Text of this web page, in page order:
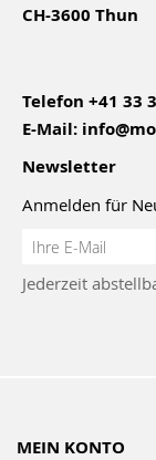
CH-3600 Thun
Telefon +41 33
E-Mail:
Newsletter
Anmelden für
Anmeldung
Newsletter:
Jederzeit
MEIN KONTO